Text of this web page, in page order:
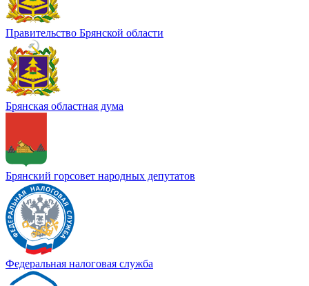
Правительство Брянской области
Брянская областная дума
Брянский горсовет народных депутатов
Федеральная налоговая служба